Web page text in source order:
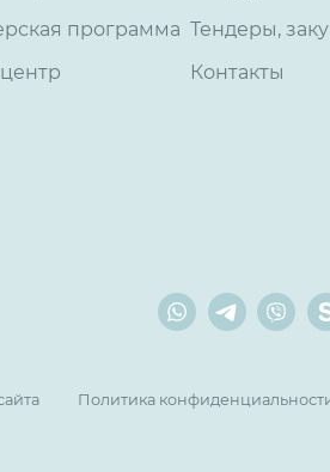
программа Тендеры,
Контакты
Политика